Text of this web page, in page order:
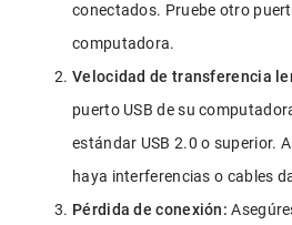
conectados. Pruebe otro
computadora.
Velocidad de transferencia
puerto USB de su
estándar USB 2.0 o superior.
haya interferencias o cables
Pérdida de conexión: